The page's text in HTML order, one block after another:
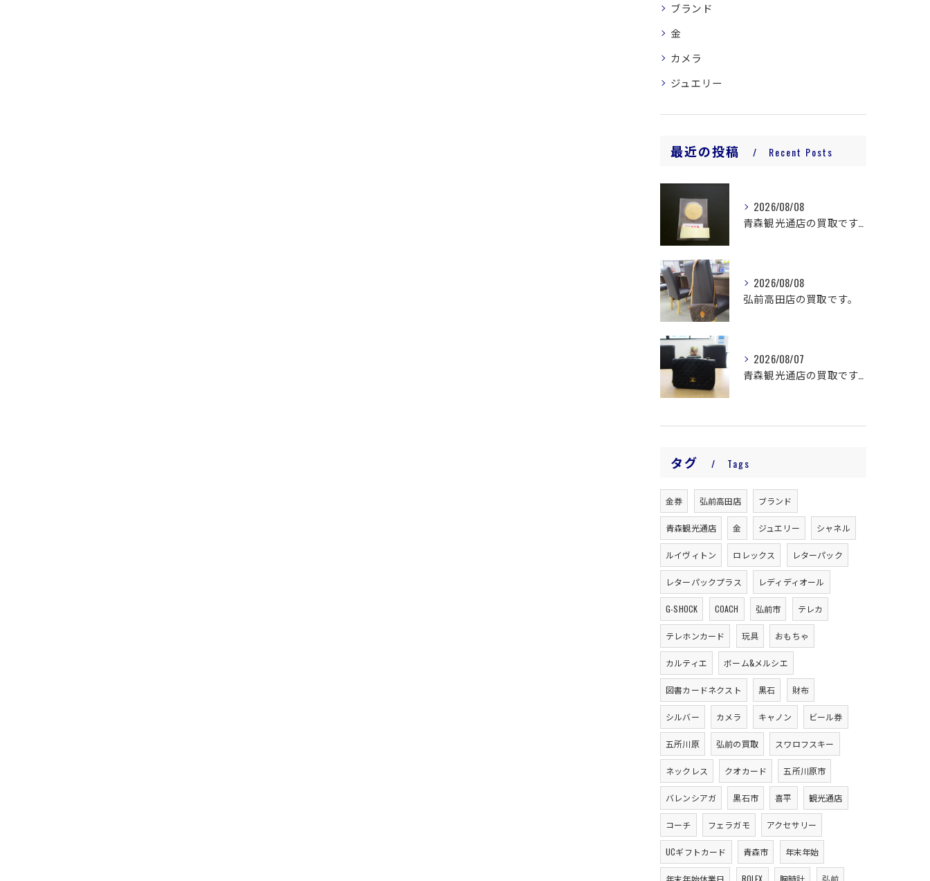
ブランド
金
カメラ
ジュエリー
最近の投稿 Recent Posts
2026/08/08
青森観光通店の買取です。
2026/08/08
弘前高田店の買取です。
2026/08/07
青森観光通店の買取です。
タグ Tags
金券 弘前高田店 ブランド
青森観光通店 金 ジュエリー シャネル
ルイヴィトン ロレックス レターパック
レターパックプラス レディディオール
G-SHOCK COACH 弘前市 テレカ
テレホンカード 玩具 おもちゃ
カルティエ ボーム&メルシエ
図書カードネクスト 黒石 財布
シルバー カメラ キャノン ビール券
五所川原 弘前の買取 スワロフスキー
ネックレス クオカード 五所川原市
バレンシアガ 黒石市 喜平 観光通店
コーチ フェラガモ アクセサリー
UCギフトカード 青森市 年末年始
年末年始休業日 ROLEX 腕時計 弘前